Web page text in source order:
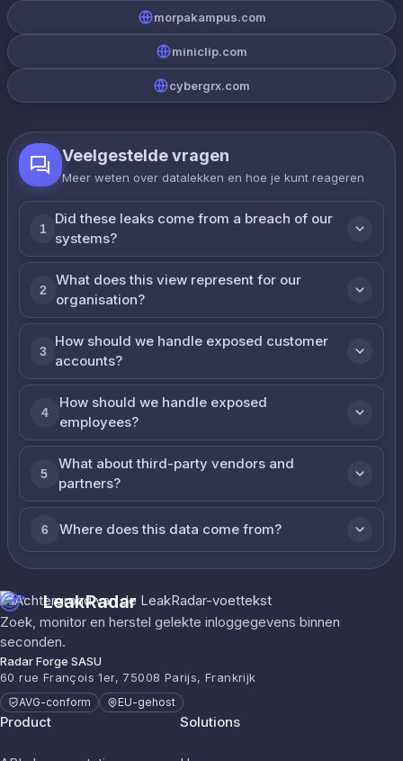
morpakampus.com
miniclip.com
cybergrx.com
Veelgestelde vragen
Meer weten over datalekken en hoe je kunt reageren
1
Did these leaks come from a breach of our
systems?
2
What does this view represent for our
organisation?
3
How should we handle exposed customer
accounts?
4
How should we handle exposed
employees?
5
What about third-party vendors and
partners?
6 Where does this data come from?
LeakRadar
Zoek, monitor en herstel gelekte inloggegevens binnen
seconden.
Radar Forge SASU
60 rue François 1er, 75008 Parijs, Frankrijk
AVG-conform EU-gehost
Product Solutions